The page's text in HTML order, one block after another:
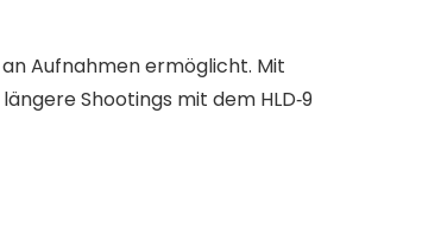
Aufnahmen ermöglicht. Mit
Shootings mit dem HLD‑9